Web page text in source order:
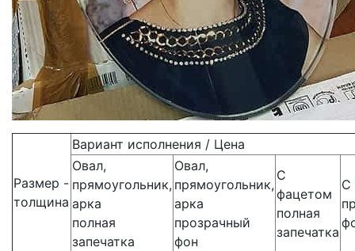
Размер -
толщина
Вариант исполнения / Цена
Овал,
прямоугольник,
арка
полная
запечатка
Овал,
прямоугольник,
арка
прозрачный
фон
С
фацетом
полная
запечатка
С